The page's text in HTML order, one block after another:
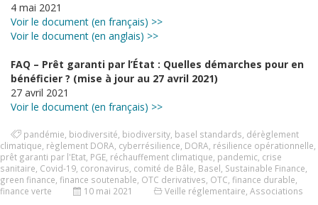
4 mai 2021
Voir le document (en français) >>
Voir le document (en anglais) >>
FAQ – Prêt garanti par l’État : Quelles démarches pour en
bénéficier ? (mise à jour au 27 avril 2021)
27 avril 2021
Voir le document (en français) >>
pandémie biodiversité biodiversity basel standards dérèglement
climatique règlement DORA cyberrésilience DORA résilience opérationnelle
prêt garanti par l'Etat PGE réchauffement climatique pandemic crise
sanitaire Covid-19 coronavirus comité de Bâle Basel Sustainable Finance
green finance finance soutenable OTC derivatives OTC finance durable
finance verte
10 mai 2021 Veille réglementaire Associations